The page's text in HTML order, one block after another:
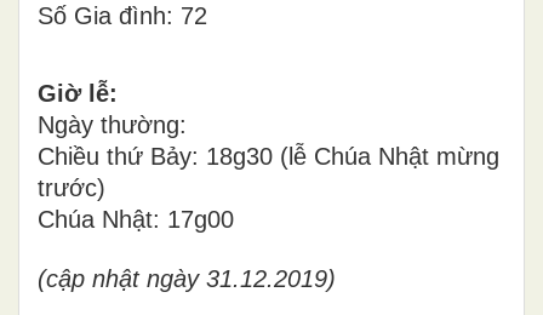
Số Gia đình: 72
Giờ lễ:
Ngày thường:
Chiều thứ Bảy: 18g30 (lễ Chúa Nhật mừng
trước)
Chúa Nhật: 17g00
(cập nhật ngày 31.12.2019)